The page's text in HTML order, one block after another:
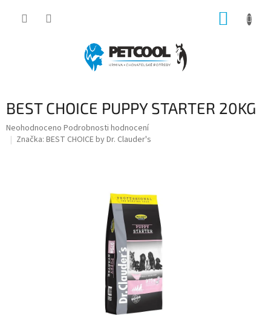
BEST CHOICE PUPPY STARTER 20KG
Průměrné
hodnocení
Neohodnoceno Podrobnosti hodnocení
Značka: BEST CHOICE by Dr. Clauder's